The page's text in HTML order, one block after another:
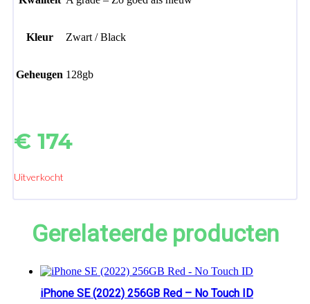
Kleur Zwart / Black
Geheugen 128gb
€ 174
Uitverkocht
Gerelateerde producten
iPhone SE (2022) 256GB Red – No Touch ID